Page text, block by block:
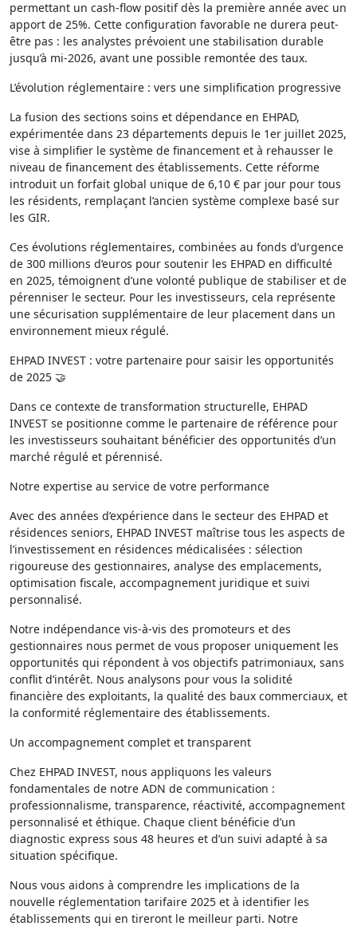
permettant un cash-flow positif dès la première année avec un
apport de 25%. Cette configuration favorable ne durera peut-
être pas : les analystes prévoient une stabilisation durable
jusqu’à mi-2026, avant une possible remontée des taux.
L’évolution réglementaire : vers une simplification progressive
La fusion des sections soins et dépendance en EHPAD,
expérimentée dans 23 départements depuis le 1er juillet 2025,
vise à simplifier le système de financement et à rehausser le
niveau de financement des établissements. Cette réforme
introduit un forfait global unique de 6,10 € par jour pour tous
les résidents, remplaçant l’ancien système complexe basé sur
les GIR.
Ces évolutions réglementaires, combinées au fonds d’urgence
de 300 millions d’euros pour soutenir les EHPAD en difficulté
en 2025, témoignent d’une volonté publique de stabiliser et de
pérenniser le secteur. Pour les investisseurs, cela représente
une sécurisation supplémentaire de leur placement dans un
environnement mieux régulé.
EHPAD INVEST : votre partenaire pour saisir les opportunités
de 2025 🤝
Dans ce contexte de transformation structurelle, EHPAD
INVEST se positionne comme le partenaire de référence pour
les investisseurs souhaitant bénéficier des opportunités d’un
marché régulé et pérennisé.
Notre expertise au service de votre performance
Avec des années d’expérience dans le secteur des EHPAD et
résidences seniors, EHPAD INVEST maîtrise tous les aspects de
l’investissement en résidences médicalisées : sélection
rigoureuse des gestionnaires, analyse des emplacements,
optimisation fiscale, accompagnement juridique et suivi
personnalisé.
Notre indépendance vis-à-vis des promoteurs et des
gestionnaires nous permet de vous proposer uniquement les
opportunités qui répondent à vos objectifs patrimoniaux, sans
conflit d’intérêt. Nous analysons pour vous la solidité
financière des exploitants, la qualité des baux commerciaux, et
la conformité réglementaire des établissements.
Un accompagnement complet et transparent
Chez EHPAD INVEST, nous appliquons les valeurs
fondamentales de notre ADN de communication :
professionnalisme, transparence, réactivité, accompagnement
personnalisé et éthique. Chaque client bénéficie d’un
diagnostic express sous 48 heures et d’un suivi adapté à sa
situation spécifique.
Nous vous aidons à comprendre les implications de la
nouvelle réglementation tarifaire 2025 et à identifier les
établissements qui en tireront le meilleur parti. Notre